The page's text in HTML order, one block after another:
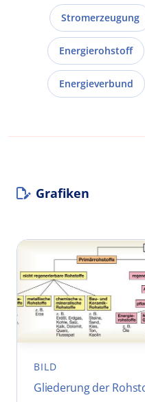
Stromerzeugung
Energierohstoff
Energieverbund
Grafiken
BILD
Gliederung der